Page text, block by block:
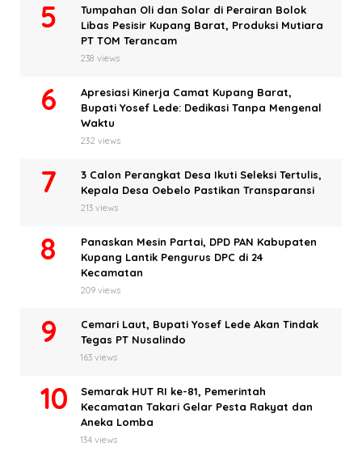
Tumpahan Oli dan Solar di Perairan Bolok
Libas Pesisir Kupang Barat, Produksi Mutiara
PT TOM Terancam
238 views
Apresiasi Kinerja Camat Kupang Barat,
Bupati Yosef Lede: Dedikasi Tanpa Mengenal
Waktu
232 views
3 Calon Perangkat Desa Ikuti Seleksi Tertulis,
Kepala Desa Oebelo Pastikan Transparansi
213 views
Panaskan Mesin Partai, DPD PAN Kabupaten
Kupang Lantik Pengurus DPC di 24
Kecamatan
209 views
Cemari Laut, Bupati Yosef Lede Akan Tindak
Tegas PT Nusalindo
163 views
Semarak HUT RI ke-81, Pemerintah
Kecamatan Takari Gelar Pesta Rakyat dan
Aneka Lomba
134 views